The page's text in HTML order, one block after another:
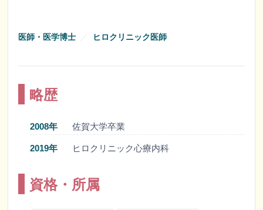
医師・医学博士 ／ ヒロクリニック医師
略歴
2008年 佐賀大学卒業
2019年 ヒロクリニック心療内科
資格・所属